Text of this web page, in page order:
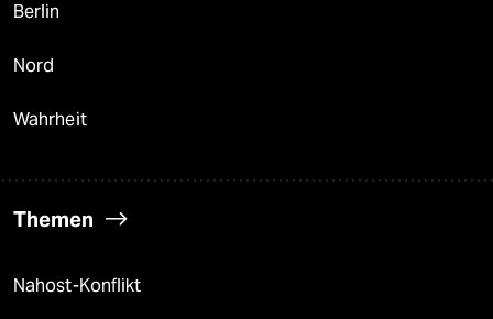
Berlin
Nord
Wahrheit
Themen
Nahost-Konflikt